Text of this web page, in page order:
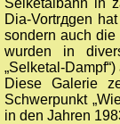
Selketalbahn in
Dia-Vortrдgen
sondern auch
wurden in
„Selketal-
Diese Galerie
Schwerpunkt
in den Jahren